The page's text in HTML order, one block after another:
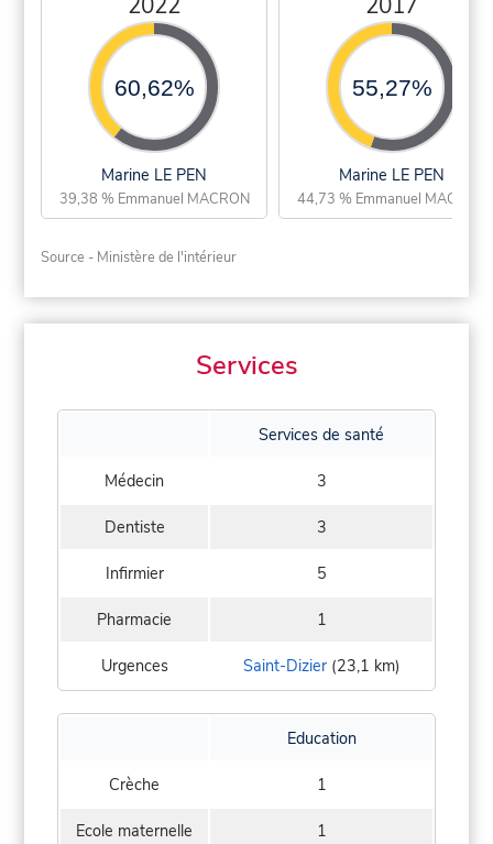
60,62%
Marine LE PEN
39,38 % Emmanuel MACRON
55,27%
Marine LE PEN
44,73 % Emmanuel MACRON
Source - Ministère de l'intérieur
Services
Services de santé
Médecin 3
Dentiste 3
Infirmier 5
Pharmacie 1
Urgences Saint-Dizier(23,1 km)
Education
Crèche 1
Ecole maternelle 1